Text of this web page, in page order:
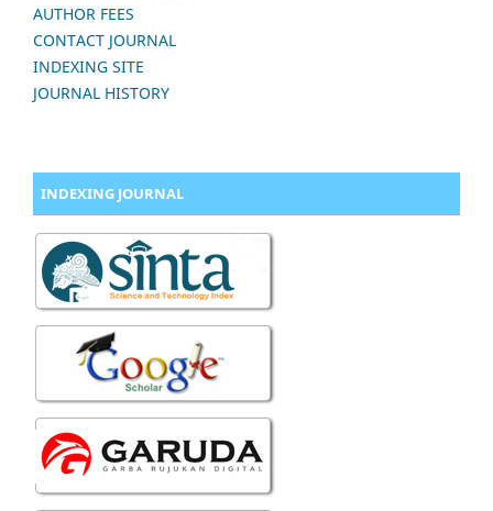
AUTHOR FEES
CONTACT JOURNAL
INDEXING SITE
JOURNAL HISTORY
INDEXING JOURNAL